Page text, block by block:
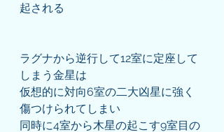
起される
ラグナから逆行して12室に定座して
しまう金星は
仮想的に対向6室の二大凶星に強く
傷つけられてしまい
同時に4室から木星の起こす9室目の